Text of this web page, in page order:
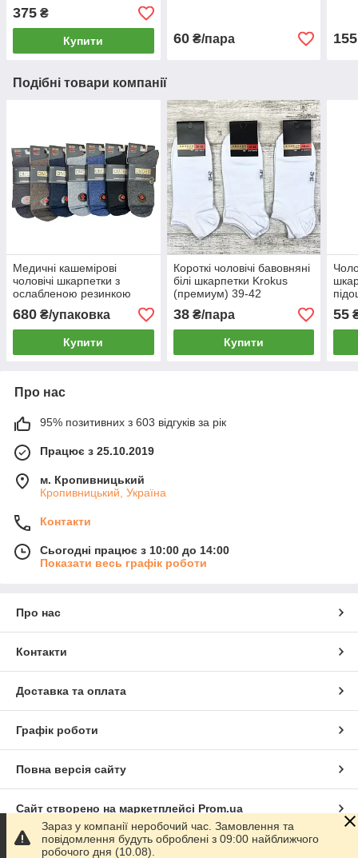
375 ₴
Купити 60₴/пара 155
Подібні товари компанії
Медичні кашемірові
чоловічі шкарпетки з
ослабленою резинкою
680 ₴/упаковка
Купити
Короткі чоловічі бавовняні
білі шкарпетки Krokus
(премиум) 39-42
38₴/пара
Купити
55
Про нас
95% позитивних з 603 відгуків за рік
Працює з 25.10.2019
м. Кропивницький
Кропивницький, Україна
Контакти
Сьогодні працює з 10:00 до 14:00
Показати весь графік роботи
Про нас
Контакти
Доставка та оплата
Графік роботи
Повна версія сайту
Сайт створено на маркетплейсі Prom.ua
Політика конфіденційності
Зараз у компанії неробочий час. Замовлення та
повідомлення будуть оброблені з 09:00 найближчого
робочого дня (10.08).